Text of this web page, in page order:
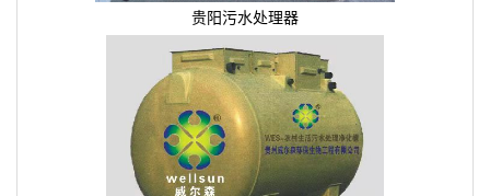
贵阳污水处理器